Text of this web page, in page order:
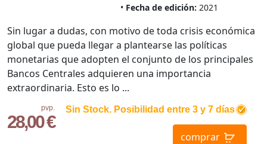
Fecha de edición: 2021
pvp.
28,00 €
Sin Stock. Posibilidad entre 3 y 7 días
comprar
Sin lugar a dudas, con motivo de toda crisis económica
global que pueda llegar a plantearse las políticas
monetarias que adopten el conjunto de los principales
Bancos Centrales adquieren una importancia
extraordinaria. Esto es lo ...